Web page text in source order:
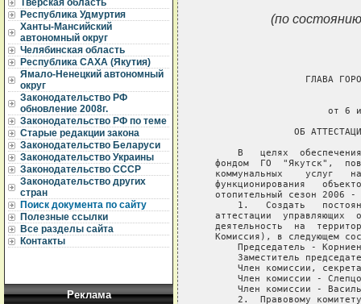
Тверская область
Республика Удмуртия
Ханты-Мансийский
автономный округ
Челябинская область
Республика САХА (Якутия)
Ямало-Ненецкий автономный
округ
Законодательство РФ
обновление 2008г.
Законодательство РФ по теме
Старые редакции закона
Законодательство Беларуси
Законодательство Украины
Законодательство СССР
Законодательство других
стран
Поиск документа по сайту
Полезные ссылки
Все разделы сайта
Контакты
Реклама
(по
ГЛАВА
от 6
ОБ
В   целях
фондом  ГО  "Якутск",
коммунальных    услуг
функционирования
отопительный сезон 2006 -
1.   Создать
аттестации  управляющих
деятельность  на
Комиссия), в следующем
Председатель -
Заместитель
Член комиссии,
Член комиссии -
Член комиссии -
2.  Правовому